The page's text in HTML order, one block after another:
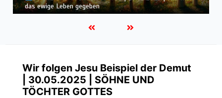
Macht über die Völker
Wir folgen Jesu Beispiel der Demut
| 30.05.2025 | SÖHNE UND
TÖCHTER GOTTES